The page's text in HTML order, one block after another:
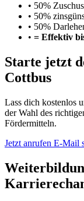
• 50%
• 50%
• 50%
• = Effektiv
Starte jetzt
Cottbus
Lass dich kostenlos
der Wahl des
Fördermitteln.
Jetzt anrufen E-Mail